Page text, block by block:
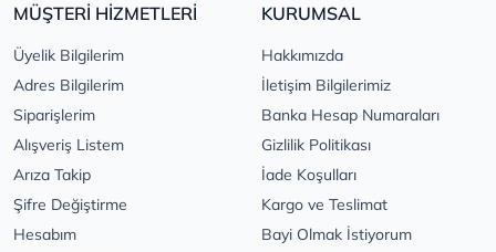
MÜŞTERİ HİZMETLERİ
Üyelik Bilgilerim
Adres Bilgilerim
Siparişlerim
Alışveriş Listem
Arıza Takip
Şifre Değiştirme
Hesabım
KURUMSAL
Hakkımızda
İletişim Bilgilerimiz
Banka Hesap Numaraları
Gizlilik Politikası
İade Koşulları
Kargo ve Teslimat
Bayi Olmak İstiyorum